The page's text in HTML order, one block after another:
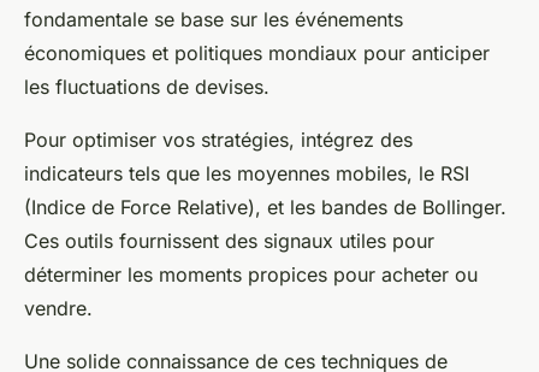
fondamentale se base sur les événements
économiques et politiques mondiaux pour anticiper
les fluctuations de devises.
Pour optimiser vos stratégies, intégrez des
indicateurs tels que les moyennes mobiles, le RSI
(Indice de Force Relative), et les bandes de Bollinger.
Ces outils fournissent des signaux utiles pour
déterminer les moments propices pour acheter ou
vendre.
Une solide connaissance de ces techniques de